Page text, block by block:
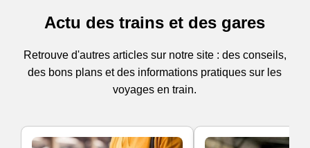
Actu des trains et des gares
Retrouve d'autres articles sur notre site : des conseils,
des bons plans et des informations pratiques sur les
voyages en train.